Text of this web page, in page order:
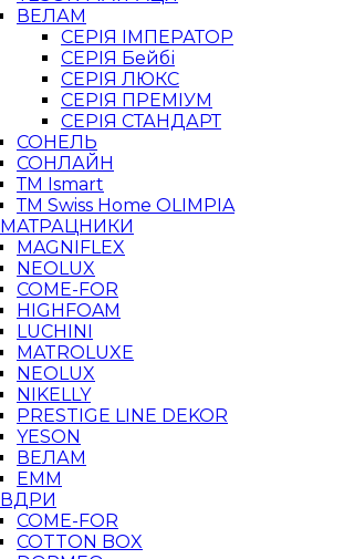
ВЕЛАМ
СЕРІЯ ІМПЕРАТОР
СЕРІЯ Бейбі
СЕРІЯ ЛЮКС
СЕРІЯ ПРЕМІУМ
СЕРІЯ СТАНДАРТ
СОНЕЛЬ
СОНЛАЙН
ТМ Ismart
ТМ Swiss Home OLIMPIA
MAGNIFLEX
NEOLUX
COME-FOR
HIGHFOAM
LUCHINI
MATROLUXE
NEOLUX
NIKELLY
PRESTIGE LINE DEKOR
YESON
ВЕЛАМ
ЕММ
COME-FOR
COTTON BOX